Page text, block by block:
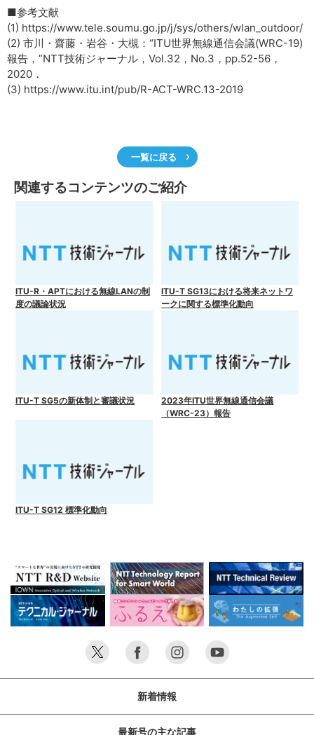
■参考文献
(1) https://www.tele.soumu.go.jp/j/sys/others/wlan_outdoor/
(2) 市川・齋藤・岩谷・大槻：“ITU世界無線通信会議(WRC-19)
報告，”NTT技術ジャーナル，Vol.32，No.3，pp.52-56，
2020．
(3) https://www.itu.int/pub/R-ACT-WRC.13-2019
一覧に戻る
関連するコンテンツのご紹介
ITU-R・APTにおける無線LANの制
度の議論状況
ITU-T SG13における将来ネットワ
ークに関する標準化動向
ITU-T SG5の新体制と審議状況
2023年ITU世界無線通信会議
（WRC-23）報告
ITU-T SG12 標準化動向
新着情報
最新号の主な記事